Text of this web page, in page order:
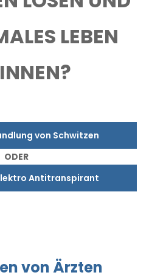
LEBEN
von Schwitzen
ODER
Antitranspirant
von Ärzten